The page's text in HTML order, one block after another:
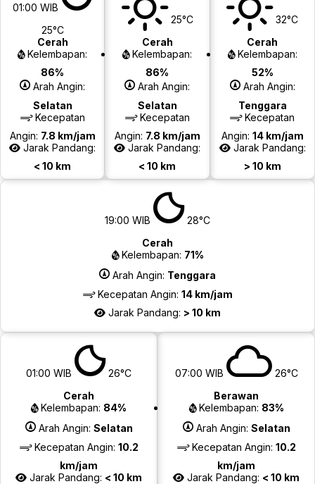
01:00 WIB
25°C
Cerah
Kelembapan:
86%
Arah Angin:
Selatan
Kecepatan
Angin: 7.8 km/jam
Jarak Pandang:
< 10 km
25°C
Cerah
Kelembapan:
86%
Arah Angin:
Selatan
Kecepatan
Angin: 7.8 km/jam
Jarak Pandang:
< 10 km
32°C
Cerah
Kelembapan:
52%
Arah Angin:
Tenggara
Kecepatan
Angin: 14 km/jam
Jarak Pandang:
> 10 km
19:00 WIB
28°C
Cerah
Kelembapan: 71%
Arah Angin: Tenggara
Kecepatan Angin: 14 km/jam
Jarak Pandang: > 10 km
01:00 WIB
26°C
Cerah
Kelembapan: 84%
Arah Angin: Selatan
Kecepatan Angin: 10.2
km/jam
Jarak Pandang: < 10 km
07:00 WIB
26°C
Berawan
Kelembapan: 83%
Arah Angin: Selatan
Kecepatan Angin: 10.2
km/jam
Jarak Pandang: < 10 km